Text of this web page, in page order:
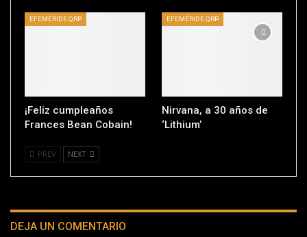
EFEMÉRIDE QRP
¡Feliz cumpleaños
Frances Bean Cobain!
EFEMÉRIDE QRP
Nirvana, a 30 años de
‘Lithium’
PREV NEXT
DEJA UN COMENTARIO